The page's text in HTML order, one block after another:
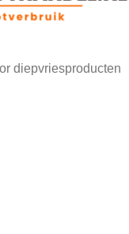
diepvriesproducten